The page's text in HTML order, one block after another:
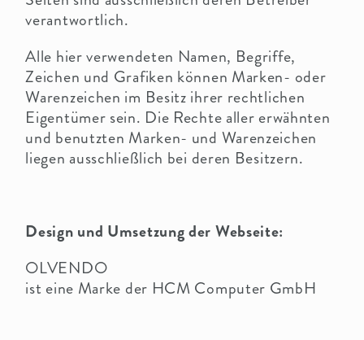
verantwortlich.
Alle hier verwendeten Namen, Begriffe,
Zeichen und Grafiken können Marken- oder
Warenzeichen im Besitz ihrer rechtlichen
Eigentümer sein. Die Rechte aller erwähnten
und benutzten Marken- und Warenzeichen
liegen ausschließlich bei deren Besitzern.
Design und Umsetzung der Webseite:
OLVENDO
ist eine Marke der HCM Computer GmbH